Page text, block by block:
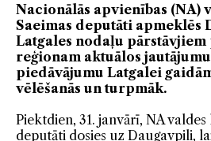
Nacionālās apvienības (NA)
Saeimas deputāti apmeklēs
Latgales nodaļu
reģionam aktuālos
piedāvājumu Latgalei
vēlēšanās un turpmāk.
Piektdien, 31. janvārī, NA
deputāti dosies uz Daugavpili,